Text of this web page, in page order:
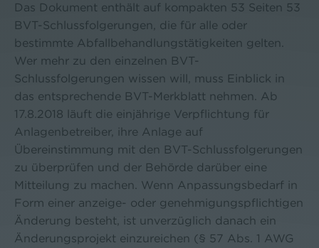
Das Dokument enthält auf kompakten 53 Seiten 53
BVT-Schlussfolgerungen, die für alle oder
bestimmte Abfallbehandlungstätigkeiten gelten.
Wer mehr zu den einzelnen BVT-
Schlussfolgerungen wissen will, muss Einblick in
das entsprechende BVT-Merkblatt nehmen. Ab
17.8.2018 läuft die einjährige Verpflichtung für
Anlagenbetreiber, ihre Anlage auf
Übereinstimmung mit den BVT-Schlussfolgerungen
zu überprüfen und der Behörde darüber eine
Mitteilung zu machen. Wenn Anpassungsbedarf in
Form einer anzeige- oder genehmigungspflichtigen
Änderung besteht, ist unverzüglich danach ein
Änderungsprojekt einzureichen (§ 57 Abs. 1 AWG